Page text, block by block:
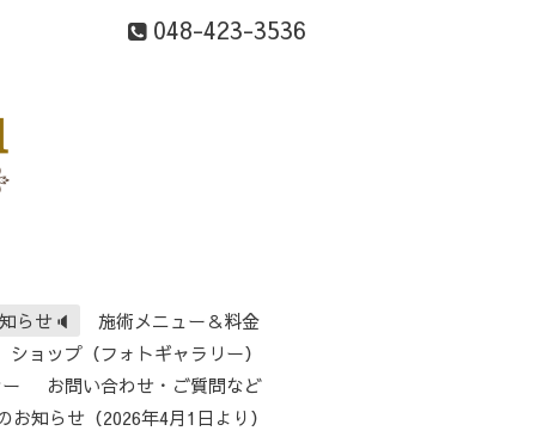
048-423-3536
らせ🔈
施術メニュー＆料金
ショップ（フォトギャラリー）
お問い合わせ・ご質問など
お知らせ（2026年4月1日より）